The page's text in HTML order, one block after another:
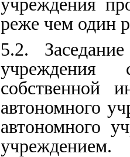
учреждения
реже чем один
5.2.
учреждения
собственной
авто­номного
автономного
учреждением.